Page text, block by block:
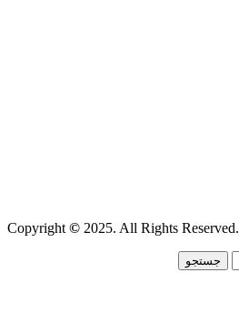
Copyright© 2025. All Rights Reserved.
جستجو